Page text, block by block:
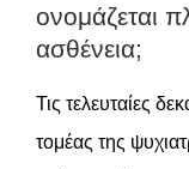
ονομάζεται
ασθένεια;
Τις τελευταίες
τομέας της